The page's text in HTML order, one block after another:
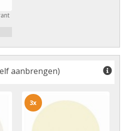
aanbrengen)
3x